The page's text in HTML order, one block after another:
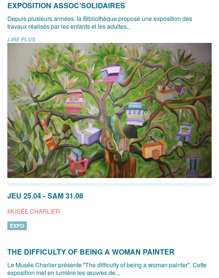
EXPOSITION ASSOC’SOLIDAIRES
Depuis plusieurs années, la Bibliothèque propose une exposition des
travaux réalisés par les enfants et les adultes...
LIRE PLUS
JEU 25.04 - SAM 31.08
MUSÉE CHARLIER
EXPO
THE DIFFICULTY OF BEING A WOMAN PAINTER
Le Musée Charlier présente "The difficulty of being a woman painter". Cette
exposition met en lumière les œuvres de...